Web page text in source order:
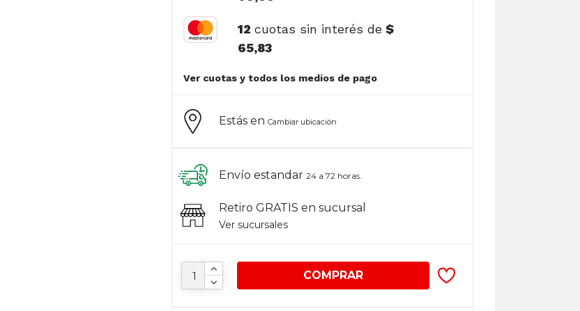
COMPRAR
Estás enCambiar ubicación
Envío estandar 24 a 72 horas.
Retiro GRATIS en sucursal
Ver sucursales
12cuotas sin interés de $
65,83
Ver cuotas y todos los medios de pago